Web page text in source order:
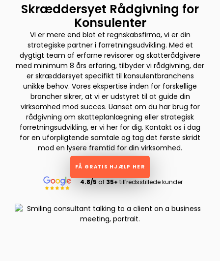
Skræddersyet Rådgivning for
Konsulenter
Vi er mere end blot et regnskabsfirma, vi er din
strategiske partner i forretningsudvikling. Med et
dygtigt team af erfarne revisorer og skatterådgivere
med minimum 8 års erfaring, tilbyder vi rådgivning, der
er skræddersyet specifikt til konsulentbranchens
unikke behov. Vores ekspertise inden for forskellige
brancher sikrer, at vi er udstyret til at guide din
virksomhed mod succes. Uanset om du har brug for
rådgivning om skatteplanlægning eller strategisk
forretningsudvikling, er vi her for dig. Kontakt os i dag
for en uforpligtende samtale og tag det første skridt
mod en lysere fremtid for din virksomhed.
FÅ GRATIS HJÆLP HER
4.8/5 af 35+ tilfredsstillede kunder